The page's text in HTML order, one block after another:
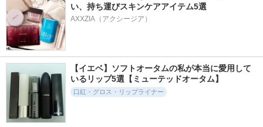
い、持ち運びスキンケアアイテム5選
AXXZIA（アクシージア）
【イエベ】ソフトオータムの私が本当に愛用して
いるリップ5選【ミューテッドオータム】
口紅・グロス・リップライナー